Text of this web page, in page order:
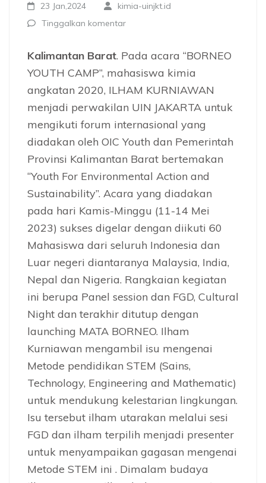
23 Jan,2024
kimia-uinjkt.id
Tinggalkan komentar
Kalimantan Barat. Pada acara “BORNEO
YOUTH CAMP”, mahasiswa kimia
angkatan 2020, ILHAM KURNIAWAN
menjadi perwakilan UIN JAKARTA untuk
mengikuti forum internasional yang
diadakan oleh OIC Youth dan Pemerintah
Provinsi Kalimantan Barat bertemakan
“Youth For Environmental Action and
Sustainability”. Acara yang diadakan
pada hari Kamis-Minggu (11-14 Mei
2023) sukses digelar dengan diikuti 60
Mahasiswa dari seluruh Indonesia dan
Luar negeri diantaranya Malaysia, India,
Nepal dan Nigeria. Rangkaian kegiatan
ini berupa Panel session dan FGD, Cultural
Night dan terakhir ditutup dengan
launching MATA BORNEO. Ilham
Kurniawan mengambil isu mengenai
Metode pendidikan STEM (Sains,
Technology, Engineering and Mathematic)
untuk mendukung kelestarian lingkungan.
Isu tersebut ilham utarakan melalui sesi
FGD dan ilham terpilih menjadi presenter
untuk menyampaikan gagasan mengenai
Metode STEM ini . Dimalam budaya